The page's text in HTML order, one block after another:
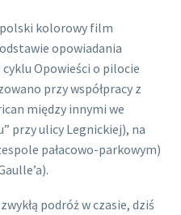
kolorowy film
opowiadania
Opowieści o pilocie
przy współpracy z
między innymi we
przy ulicy Legnickiej), na
pałacowo-parkowym)
podróż w czasie, dziś